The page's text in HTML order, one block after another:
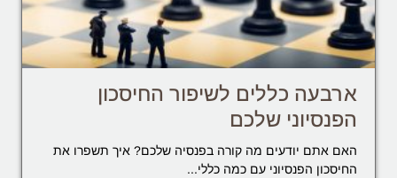
ארבעה כללים לשיפור החיסכון
הפנסיוני שלכם
האם אתם יודעים מה קורה בפנסיה שלכם? איך תשפרו את
החיסכון הפנסיוני עם כמה כללי...